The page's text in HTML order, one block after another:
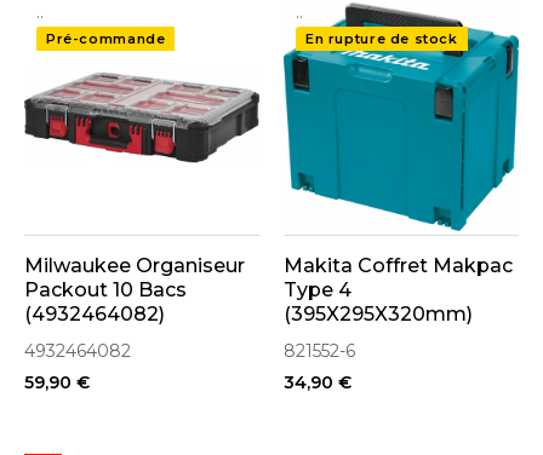
..
Pré-commande
Milwaukee Organiseur
Packout 10 Bacs
(4932464082)
4932464082
59,90 €
..
En rupture de stock
Makita Coffret Makpac
Type 4
(395X295X320mm)
(821552-6)
821552-6
34,90 €